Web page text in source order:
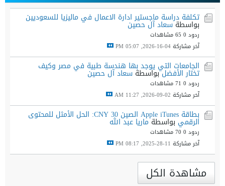
تكلفة دراسة ماجستير ادارة الاعمال في ماليزيا للسعوديين
بواسطةسعاد آل حصين
ردود 0
65 مشاهدات
آخر مشاركة04-16-2026, 05:07 PM
الجامعات التي يوجد بها هندسة طبية في مصر وكيف
تختار الأفضلبواسطة سعاد آل حصين
ردود 0
71 مشاهدات
آخر مشاركة 02-09-2026, 11:27 AM
بطاقة Apple iTunes الصين 30 CNY: الحل الأمثل للمحتوى
الرقمي بواسطةماريا عبد الله
ردود 0
70 مشاهدات
آخر مشاركة 11-28-2025, 08:17 PM
مشاهدة الكل